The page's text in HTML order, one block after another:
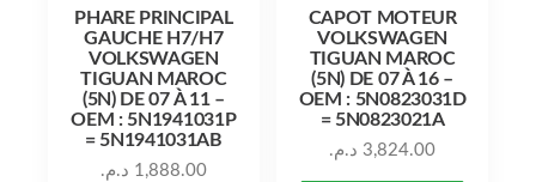
PHARE PRINCIPAL
GAUCHE H7/H7
VOLKSWAGEN
TIGUAN MAROC
(5N) DE 07 À 11 –
OEM : 5N1941031P
= 5N1941031AB
1,888.00 د.م.
CAPOT MOTEUR
VOLKSWAGEN
TIGUAN MAROC
(5N) DE 07 À 16 –
OEM : 5N0823031D
= 5N0823021A
3,824.00 د.م.